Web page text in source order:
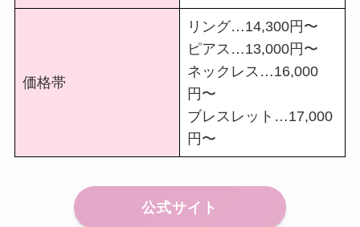
価格帯
リング…14,300円〜
ピアス…13,000円〜
ネックレス…16,000
円〜
ブレスレット…17,000
円〜
公式サイト